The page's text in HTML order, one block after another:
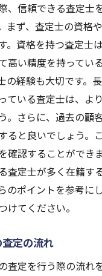
、信頼できる査定士
まず、査定士の資格
。資格を持つ査定士
高い精度を持ってい
の経験も大切です。
ている査定士は、よ
。さらに、過去の顧
ると良いでしょう。
確認することができ
査定士が多く在籍す
のポイントを参考に
けてください。
定の流れ
査定を行う際の流れ